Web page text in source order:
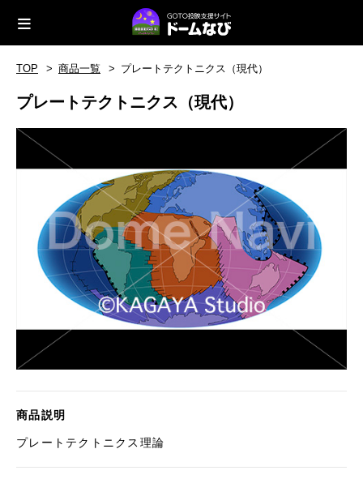
TOP 商品一覧 プレートテクトニクス（現代）
プレートテクトニクス（現代）
商品説明
プレートテクトニクス理論